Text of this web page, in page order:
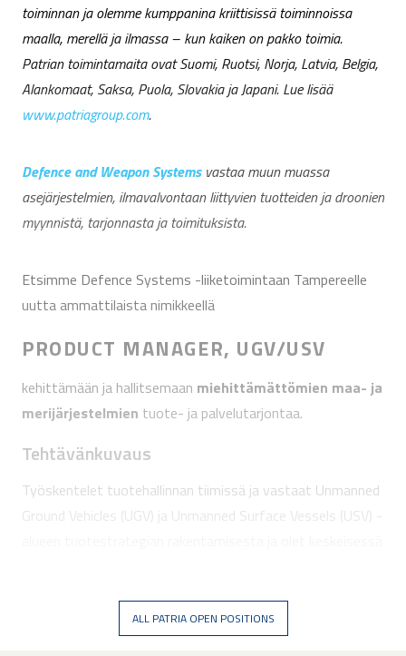
toiminnan ja olemme kumppanina kriittisissä toiminnoissa
maalla, merellä ja ilmassa – kun kaiken on pakko toimia.
Patrian toimintamaita ovat Suomi, Ruotsi, Norja, Latvia, Belgia,
Alankomaat, Saksa, Puola, Slovakia ja Japani. Lue lisää
www.patriagroup.com.
Defence and Weapon Systems vastaa muun muassa
asejärjestelmien, ilmavalvontaan liittyvien tuotteiden ja droonien
myynnistä, tarjonnasta ja toimituksista.
Etsimme Defence Systems -liiketoimintaan Tampereelle
uutta ammattilaista nimikkeellä
PRODUCT MANAGER, UGV/USV
kehittämään ja hallitsemaan miehittämättömien maa- ja
merijärjestelmien tuote- ja palvelutarjontaa.
Tehtävänkuvaus
Työskentelet tuotehallinnan tiimissä ja vastaat Unmanned
Ground Vehicles (UGV) ja Unmanned Surface Vessels (USV) -
Tehtävässä tunnistat tulevaisuuden
ALL PATRIA OPEN POSITIONS